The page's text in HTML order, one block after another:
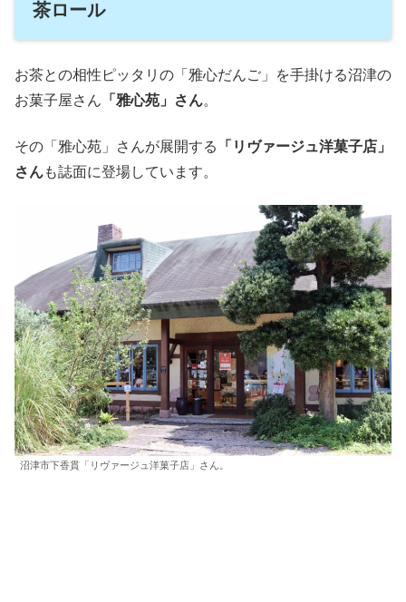
茶ロール
お茶との相性ピッタリの「雅心だんご」を手掛ける沼津の
お菓子屋さん 「雅心苑」さん。
その「雅心苑」さんが展開する
「リヴァージュ洋菓子店」
さんも誌面に登場しています。
沼津市下香貫「リヴァージュ洋菓子店」さん。